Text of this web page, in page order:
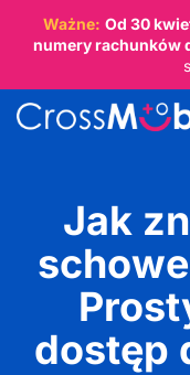
Ważne: Od 30
numery rachunków
Jak
dostęp